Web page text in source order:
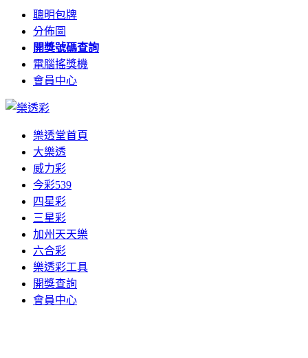
聰明包牌
分佈圖
開獎號碼查詢
電腦搖獎機
會員中心
樂透堂首頁
大樂透
威力彩
今彩539
四星彩
三星彩
加州天天樂
六合彩
樂透彩工具
開獎查詢
會員中心